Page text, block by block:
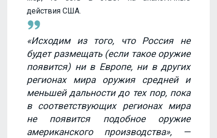
действия США.
«Исходим из того, что Россия не
будет размещать (если такое оружие
появится) ни в Европе, ни в других
регионах мира оружия средней и
меньшей дальности до тех пор, пока
в соответствующих регионах мира
не появится подобное оружие
американского производства», —